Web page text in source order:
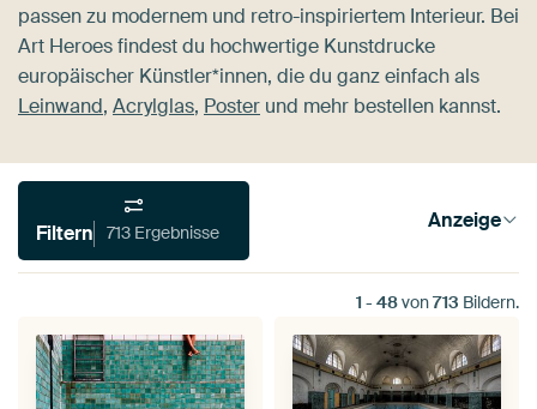
passen zu modernem und retro-inspiriertem Interieur. Bei
Art Heroes findest du hochwertige Kunstdrucke
europäischer Künstler*innen, die du ganz einfach als
Leinwand, Acrylglas, Poster und mehr bestellen kannst.
Filtern 713 Ergebnisse Anzeige
1 - 48von713 Bildern.